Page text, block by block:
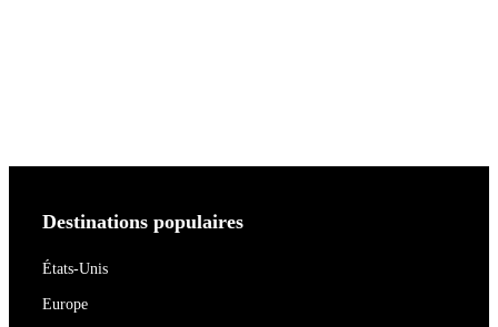
Destinations populaires
États-Unis
Europe